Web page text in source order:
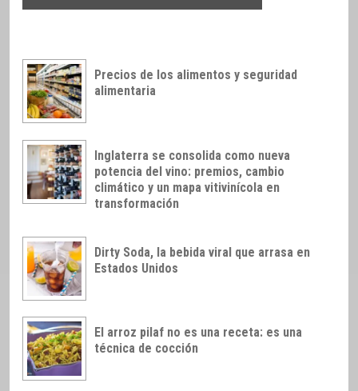
Precios de los alimentos y seguridad
alimentaria
Inglaterra se consolida como nueva
potencia del vino: premios, cambio
climático y un mapa vitivinícola en
transformación
Dirty Soda, la bebida viral que arrasa en
Estados Unidos
El arroz pilaf no es una receta: es una
técnica de cocción